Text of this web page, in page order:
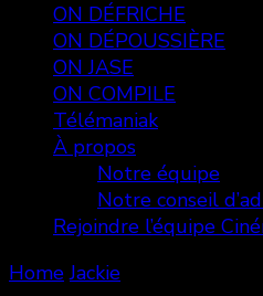
ON DÉFRICHE
ON DÉPOUSSIÈRE
ON JASE
ON COMPILE
Télémaniak
À propos
Notre équipe
Notre conseil
Rejoindre l’équipe
Home Jackie